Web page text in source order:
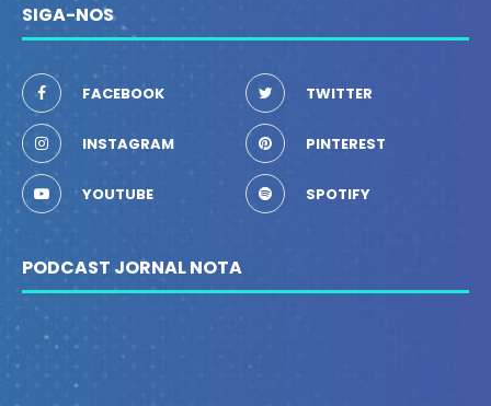
SIGA-NOS
FACEBOOK TWITTER
INSTAGRAM PINTEREST
YOUTUBE SPOTIFY
PODCAST JORNAL NOTA